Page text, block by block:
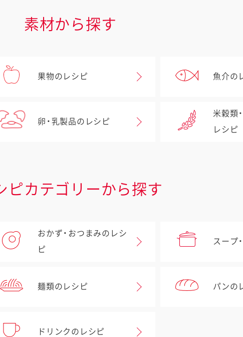
素材から探す
果物のレシピ 魚介の
卵・乳製品のレシピ
米穀類
レシピ
ピカテゴリーから探す
おかず・おつまみのレシ
ピ
スープ
麺類のレシピ パンの
ドリンクのレシピ